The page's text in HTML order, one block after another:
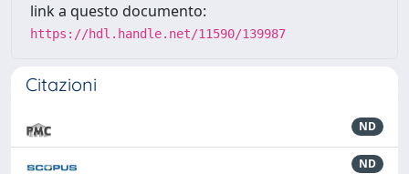
link a questo documento:
https://hdl.handle.net/11590/139987
Citazioni
ND
ND